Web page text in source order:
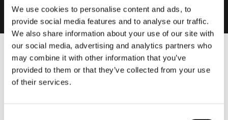
We use cookies to personalise content and ads, to
provide social media features and to analyse our traffic.
We also share information about your use of our site with
our social media, advertising and analytics partners who
may combine it with other information that you’ve
provided to them or that they’ve collected from your use
of their services.
Heren
Motorkleding heren
Motorjas heren